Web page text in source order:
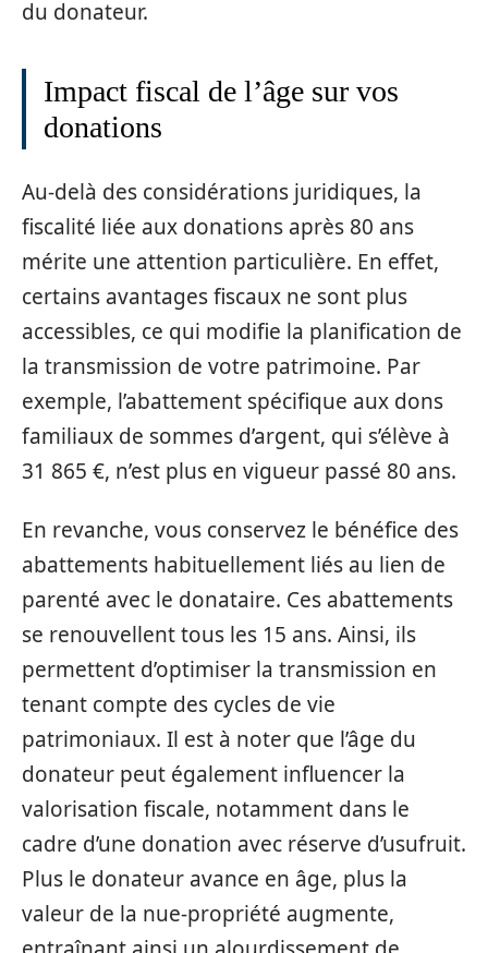
du donateur.
Impact fiscal de l’âge sur vos
donations
Au-delà des considérations juridiques, la
fiscalité liée aux donations après 80 ans
mérite une attention particulière. En effet,
certains avantages fiscaux ne sont plus
accessibles, ce qui modifie la planification de
la transmission de votre patrimoine. Par
exemple, l’abattement spécifique aux dons
familiaux de sommes d’argent, qui s’élève à
31 865 €, n’est plus en vigueur passé 80 ans.
En revanche, vous conservez le bénéfice des
abattements habituellement liés au lien de
parenté avec le donataire. Ces abattements
se renouvellent tous les 15 ans. Ainsi, ils
permettent d’optimiser la transmission en
tenant compte des cycles de vie
patrimoniaux. Il est à noter que l’âge du
donateur peut également influencer la
valorisation fiscale, notamment dans le
cadre d’une donation avec réserve d’usufruit.
Plus le donateur avance en âge, plus la
valeur de la nue-propriété augmente,